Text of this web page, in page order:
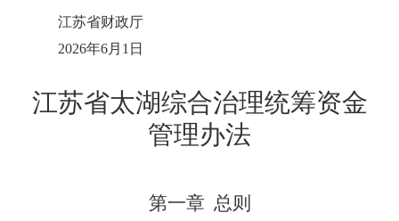
江苏省财政厅
2026年6月1日
江苏省太湖综合治理统筹资金
管理办法
第一章 总则